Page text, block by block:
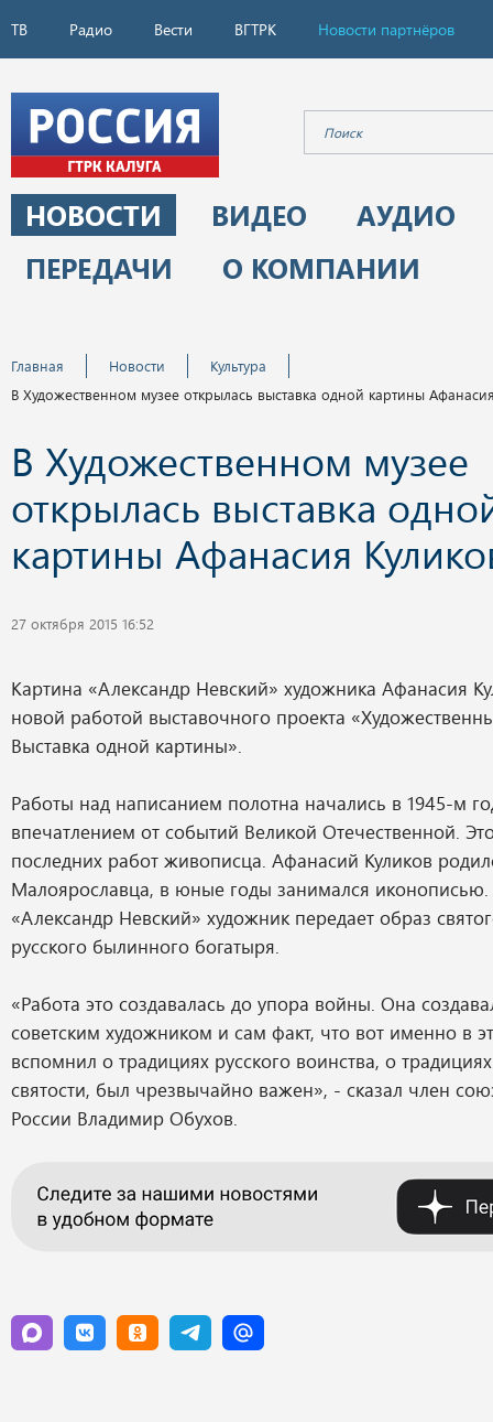
ТВ Радио Вести ВГТРК Новости партнёров
НОВОСТИ ВИДЕО
АУДИО
ПЕРЕДАЧИ
О КОМПАНИИ
Главная Новости
Культура
В Художественном музее открылась выставка одной картины
В Художественном музее
открылась выставка
картины Афанасия
27 октября 2015 16:52
Картина «Александр Невский» художника Афанасия
новой работой выставочного проекта
Выставка одной картины».
Работы над написанием полотна начались в 1945-м
впечатлением от событий Великой Отечественной.
последних работ живописца. Афанасий Куликов
Малоярославца, в юные годы занимался иконописью.
«Александр Невский» художник передает образ
русского былинного богатыря.
«Работа это создавалась до упора войны. Она
советским художником и сам факт, что вот именно в
вспомнил о традициях русского воинства, о
святости, был чрезвычайно важен», - сказал член
России Владимир Обухов.